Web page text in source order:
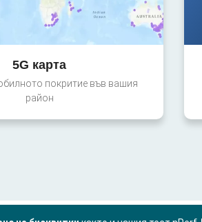
5G карта
покритие във вашия
район